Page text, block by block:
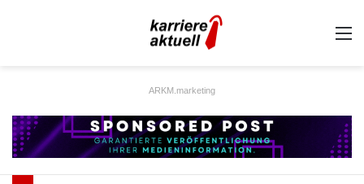
ARKM.marketing